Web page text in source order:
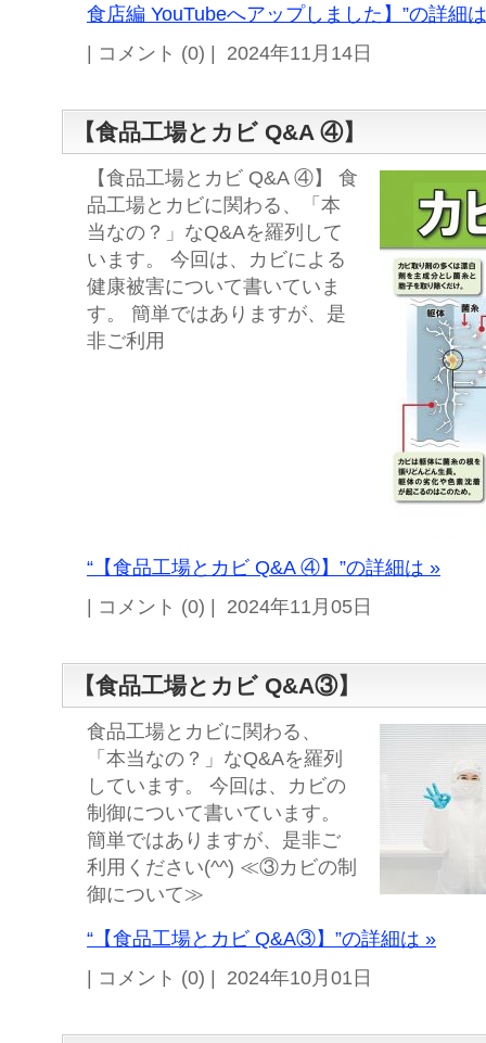
食店編 YouTubeへアップしました】”の詳細
| コメント (0) | 2024年11月14日
【食品工場とカビ Q&A ④】
【食品工場とカビ Q&A ④】 食
品工場とカビに関わる、「本
当なの？」なQ&Aを羅列して
います。 今回は、カビによる
健康被害について書いていま
す。 簡単ではありますが、是
非ご利用
“【食品工場とカビ Q&A ④】”の詳細は »
| コメント (0) | 2024年11月05日
【食品工場とカビ Q&A③】
食品工場とカビに関わる、
「本当なの？」なQ&Aを羅列
しています。 今回は、カビの
制御について書いています。
簡単ではありますが、是非ご
利用ください(^^) ≪③カビの制
御について≫
“【食品工場とカビ Q&A③】”の詳細は »
| コメント (0) | 2024年10月01日